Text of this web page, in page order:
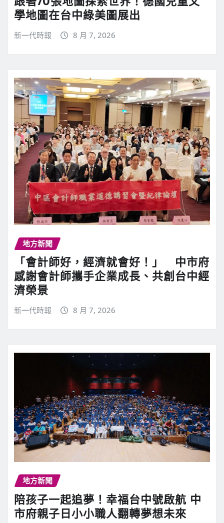
學地圖在台中綠美圖展出
新一代時報 8 月 7, 2026
地方新聞
「會計師好，經濟就會好！」 中市府
感謝會計師攜手企業成長、共創台中經
濟榮景
新一代時報 8 月 7, 2026
地方新聞
陪孩子一起追夢！幸福台中號啟航 中
市府親子日小小職人翻轉夢想未來